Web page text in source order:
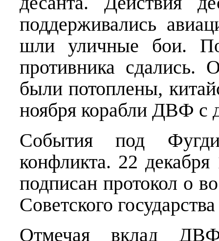
поддерживались
шли уличные бои.
противника сдались.
были потоплены,
ноября корабли ДВФ с
События под
конфликта. 22
подписан протокол о
Советского
Отмечая вклад